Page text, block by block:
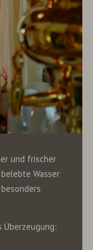
und frischer
Wasser
Überzeugung: